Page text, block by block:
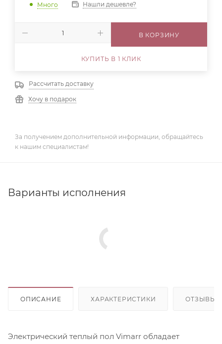
Много
Нашли дешевле?
В КОРЗИНУ
КУПИТЬ В 1 КЛИК
Рассчитать доставку
Хочу в подарок
За получением дополнительной информации, обращайтесь
к нашим специалистам!
Варианты исполнения
ОПИСАНИЕ ХАРАКТЕРИСТИКИ ОТЗЫВЫ
Электрический теплый пол Vimarr обладает